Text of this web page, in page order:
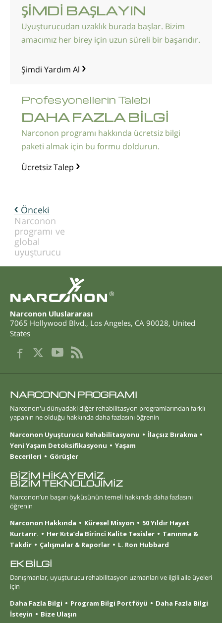
ŞİMDİ BAŞLAYIN
Uyuşturucudan uzaklık burada başlar. Bizim
amacımız her birey için uzun süreli bir başarıdır.
Şimdi Yardım Al
Profesyonellerin Talebi
DAHA FAZLA BİLGİ
Narconon programı hakkında ücretsiz bilgi
paketi almak için bu formu doldurun.
Ücretsiz Talep
Önceki
Narconon
programı ve
global
uyuşturucu
®
Narconon Uluslararası
7065 Hollywood Blvd., Los Angeles, CA 90028, United
States
NARCONON PROGRAMI
Narconon'u dünyadaki diğer rehabilitasyon programlarından farklı
yapanın ne olduğu hakkında daha fazlasını öğrenin
Narconon Uyuşturucu Rehabilitasyonu
İlaçsız Bırakma
Yeni Yaşam Detoksifikasyonu
Yaşam
Becerileri
Görüşler
BİZİM HİKAYEMİZ.
BİZİM TEKNOLOJİMİZ
Narconon’un başarı öyküsünün temeli hakkında daha fazlasını
öğrenin
Narconon Hakkında
Küresel Misyon
50 Yıldır Hayat
Kurtarır.
Her Kıta’da Birinci Kalite Tesisler
Tanınma &
Takdir
Çalışmalar & Raporlar L. Ron Hubbard
EK BİLGİ
Danışmanlar, uyuşturucu rehabilitasyon uzmanları ve ilgili aile üyeleri
için
Daha Fazla Bilgi
Program Bilgi Portföyü
Daha Fazla Bilgi
İsteyin
Bize Ulaşın